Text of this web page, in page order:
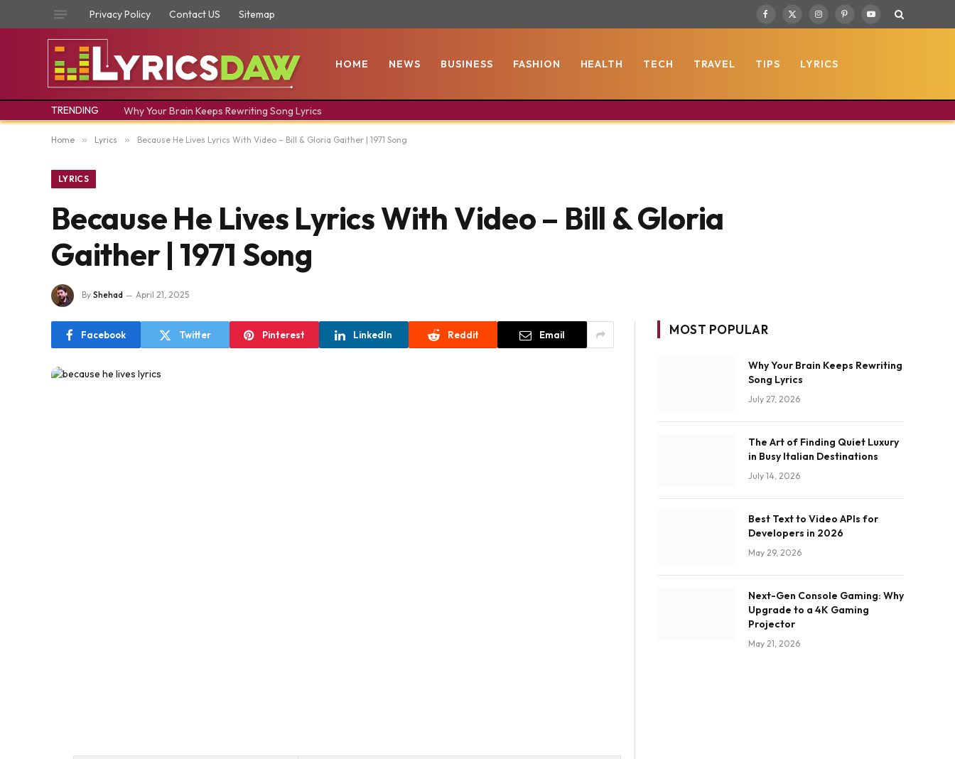
Privacy Policy Contact US Sitemap Facebook
X
InstagramPinterestYouTube
HOME NEWS BUSINESS FASHION HEALTH TECH TRAVEL TIPS LYRICS
TRENDING Why Your Brain Keeps Rewriting Song Lyrics
Home » Lyrics » Because He Lives Lyrics With Video – Bill & Gloria Gaither | 1971 Song
LYRICS
Because He Lives Lyrics With Video – Bill & Gloria
Gaither | 1971 Song
By Shehad April 21, 2025
Facebook Twitter Pinterest LinkedIn Reddit Email MOST POPULAR
Why Your Brain Keeps Rewriting
Song Lyrics
July 27, 2026
The Art of Finding Quiet Luxury
in Busy Italian Destinations
July 14, 2026
Best Text to Video APIs for
Developers in 2026
May 29, 2026
Next-Gen Console Gaming: Why
Upgrade to a 4K Gaming
Projector
May 21, 2026